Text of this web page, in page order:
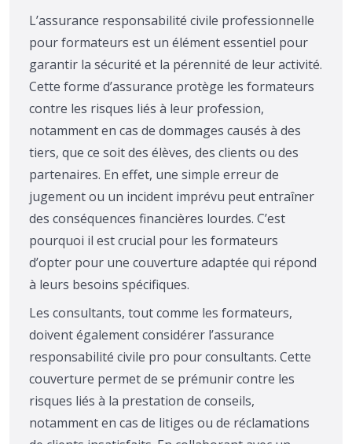
L’assurance responsabilité civile professionnelle
pour formateurs est un élément essentiel pour
garantir la sécurité et la pérennité de leur activité.
Cette forme d’assurance protège les formateurs
contre les risques liés à leur profession,
notamment en cas de dommages causés à des
tiers, que ce soit des élèves, des clients ou des
partenaires. En effet, une simple erreur de
jugement ou un incident imprévu peut entraîner
des conséquences financières lourdes. C’est
pourquoi il est crucial pour les formateurs
d’opter pour une couverture adaptée qui répond
à leurs besoins spécifiques.
Les consultants, tout comme les formateurs,
doivent également considérer l’assurance
responsabilité civile pro pour consultants. Cette
couverture permet de se prémunir contre les
risques liés à la prestation de conseils,
notamment en cas de litiges ou de réclamations